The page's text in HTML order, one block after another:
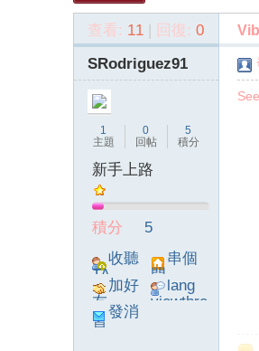
» › ›
查看: 11 | 回復: 0
SRodriguez91
1
主題
0
回帖
5
積分
新手上路
積分
5
收聽
TA
串個
門
加好
友
lang
viewthre
發消
息